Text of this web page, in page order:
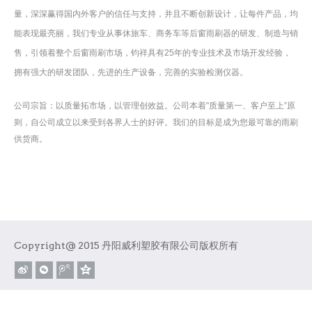
量，深深赢得国内外客户的信任与支持，并且不断创新设计，让每件产品，均
能表现最亮丽，我们专业从事休旅车、商务车等后窗雨刷器的研发、制造与销
售，引领着整个后窗雨刷市场，钧祥具有25年的专业技术及市场开发经验，
拥有强大的研发团队，先进的生产设备，完善的实验检测仪器。
公司宗旨：以质量拓市场，以管理创效益。公司本着"质量第一、客户至上”原
则，自公司成立以来受到各界人士的好评。我们的目标是成为您最可靠的雨刷
供货商。
Copyright@ 2015 丹阳威利塑胶有限公司版权所有